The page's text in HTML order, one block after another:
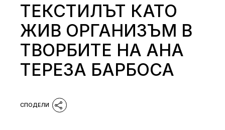
ТЕКСТИЛЪТ КАТО
ЖИВ ОРГАНИЗЪМ В
ТВОРБИТЕ НА АНА
ТЕРЕЗА БАРБОСА